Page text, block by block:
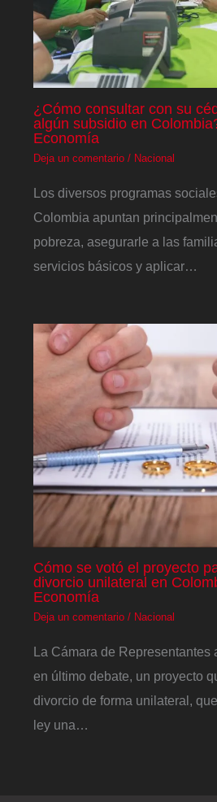
¿Cómo consultar con su
algún subsidio en
Economía
Deja un comentario / Nacional
Los diversos programas
Colombia apuntan
pobreza, asegurarle a las
servicios básicos y aplicar…
Cómo se votó el proyecto
divorcio unilateral en
Economía
Deja un comentario / Nacional
La Cámara de Representantes
en último debate, un proyecto
divorcio de forma unilateral,
ley una…